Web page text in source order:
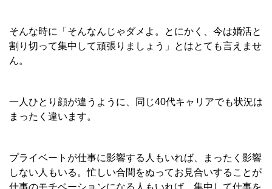
そんな時に「そんなんじゃダメよ。とにかく、今は婚活と
割り切って集中して頑張りましょう」とはとても言えませ
ん。
一人ひとり顔が違うように、同じ40代キャリアでも状況は
まったく違います。
プライベートが仕事に影響する人もいれば、まったく影響
しない人もいる。忙しい合間をぬってお見合いすることが
仕事のモチベーションになる人もいれば、集中して仕事を